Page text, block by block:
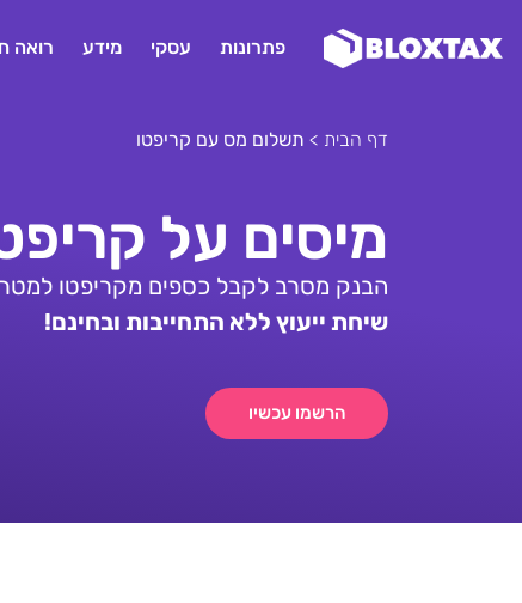
פתרונות עסקי מידע רואה
דף הבית > תשלום מס עם קריפטו
מיסים על
הבנק מסרב לקבל כספים מקריפטו
שיחת ייעוץ ללא התחייבות ובחינם!
הרשמו עכשיו